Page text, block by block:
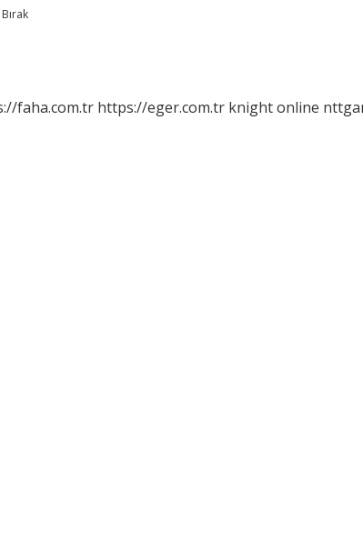
faha.com.tr https://eger.com.tr knight online